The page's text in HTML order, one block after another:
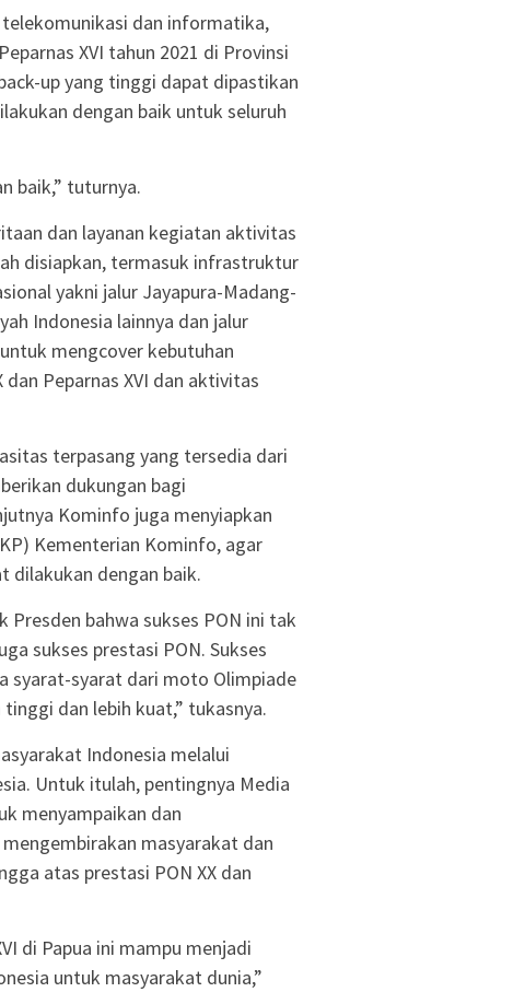
dan informatika,
XVI tahun 2021 di Provinsi
up yang tinggi dapat dipastikan
dengan baik untuk seluruh
baik,” tuturnya.
dan layanan kegiatan aktivitas
disiapkan, termasuk infrastruktur
yakni jalur Jayapura-Madang-
Indonesia lainnya dan jalur
mengcover kebutuhan
Peparnas XVI dan aktivitas
terpasang yang tersedia dari
dukungan bagi
Kominfo juga menyiapkan
Kementerian Kominfo, agar
dilakukan dengan baik.
Presden bahwa sukses PON ini tak
sukses prestasi PON. Sukses
syarat-syarat dari moto Olimpiade
dan lebih kuat,” tukasnya.
Indonesia melalui
Untuk itulah, pentingnya Media
menyampaikan dan
masyarakat dan
atas prestasi PON XX dan
di Papua ini mampu menjadi
untuk masyarakat dunia,”